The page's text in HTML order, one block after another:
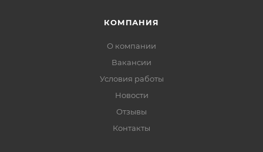
КОМПАНИЯ
О компании
Вакансии
Условия работы
Новости
Отзывы
Контакты